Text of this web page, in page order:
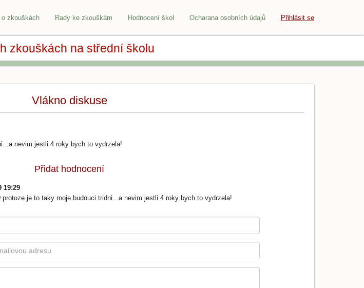
Přihlásit se
o zkouškách Rady ke zkouškám Hodnocení škol Ocharana osobních údajů
zkouškách na střední školu
Vlákno diskuse
nevim jestli 4 roky bych to vydrzela!
Přidat hodnocení
19:29
protoze je to taky moje budouci tridni...a nevim jestli 4 roky bych to vydrzela!